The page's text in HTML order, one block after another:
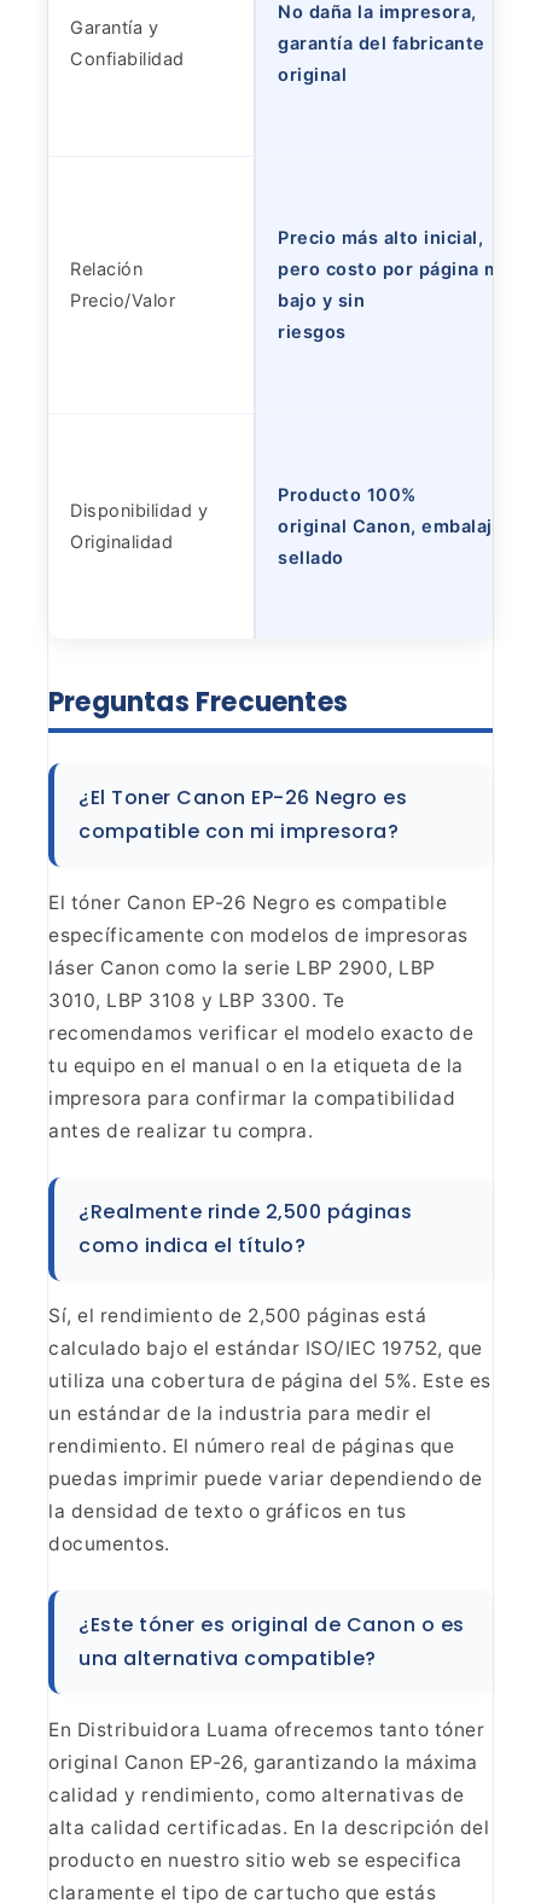
Garantía y
Confiabilidad
No daña la impresora,
garantía del fabricante
original
Relación
Precio/Valor
Precio más alto inicial,
pero costo por página más
bajo y sin
riesgos
Disponibilidad y
Originalidad
Producto 100%
original Canon, embalaje
sellado
Preguntas Frecuentes
¿El Toner Canon EP-26 Negro es
compatible con mi impresora?
El tóner Canon EP-26 Negro es compatible
específicamente con modelos de impresoras
láser Canon como la serie LBP 2900, LBP
3010, LBP 3108 y LBP 3300. Te
recomendamos verificar el modelo exacto de
tu equipo en el manual o en la etiqueta de la
impresora para confirmar la compatibilidad
antes de realizar tu compra.
¿Realmente rinde 2,500 páginas
como indica el título?
Sí, el rendimiento de 2,500 páginas está
calculado bajo el estándar ISO/IEC 19752, que
utiliza una cobertura de página del 5%. Este es
un estándar de la industria para medir el
rendimiento. El número real de páginas que
puedas imprimir puede variar dependiendo de
la densidad de texto o gráficos en tus
documentos.
¿Este tóner es original de Canon o es
una alternativa compatible?
En Distribuidora Luama ofrecemos tanto tóner
original Canon EP-26, garantizando la máxima
calidad y rendimiento, como alternativas de
alta calidad certificadas. En la descripción del
producto en nuestro sitio web se especifica
claramente el tipo de cartucho que estás